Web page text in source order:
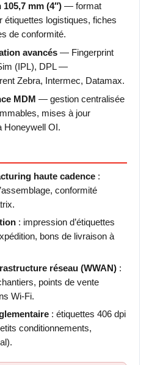
mm (4″) — format
étiquettes logistiques, fiches
de conformité.
avancés — Fingerprint
(IPL), DPL —
Zebra, Intermec, Datamax.
MDM — gestion centralisée
mises à jour
Honeywell OI.
haute cadence :
conformité
: impression d’étiquettes
bons de livraison à
réseau (WWAN) :
points de vente
Wi-Fi.
: étiquettes 406 dpi
conditionnements,